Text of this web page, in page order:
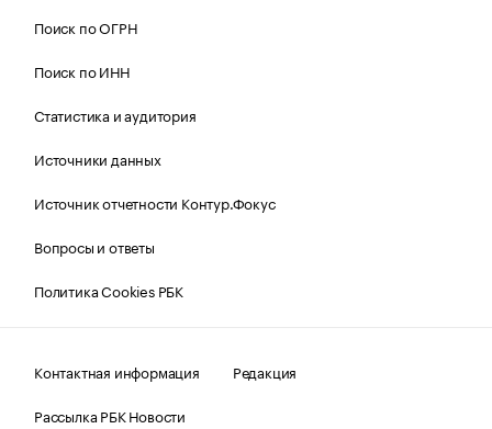
Поиск по ОГРН
Поиск по ИНН
Статистика и аудитория
Источники данных
Источник отчетности Контур.Фокус
Вопросы и ответы
Политика Cookies РБК
Контактная информация
Редакция
Рассылка РБК Новости